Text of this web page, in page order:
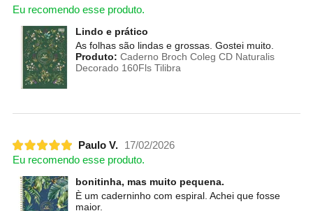
Eu recomendo esse produto.
Lindo e prático
As folhas são lindas e grossas. Gostei muito.
Produto: Caderno Broch Coleg CD Naturalis
Decorado 160Fls Tilibra
Paulo V.
17/02/2026
Eu recomendo esse produto.
bonitinha, mas muito pequena.
È um caderninho com espiral. Achei que fosse
maior.